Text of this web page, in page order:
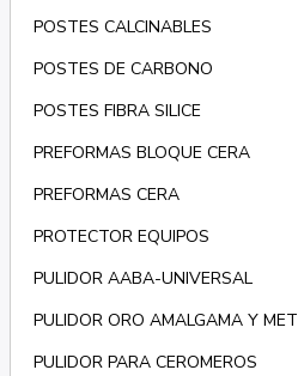
POSTES CALCINABLES
POSTES DE CARBONO
POSTES FIBRA SILICE
PREFORMAS BLOQUE CERA
PREFORMAS CERA
PROTECTOR EQUIPOS
PULIDOR AABA-UNIVERSAL
PULIDOR ORO AMALGAMA Y MET
PULIDOR PARA CEROMEROS